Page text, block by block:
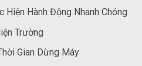
Hiện Hành Động Nhanh Chóng
Trường
Gian Dừng Máy